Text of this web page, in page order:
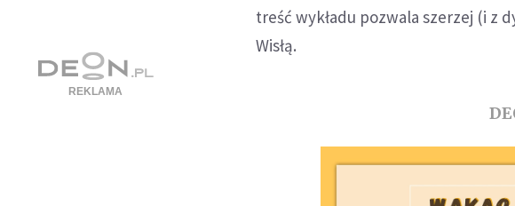
treść wykładu pozwala szerzej (i z
Wisłą.